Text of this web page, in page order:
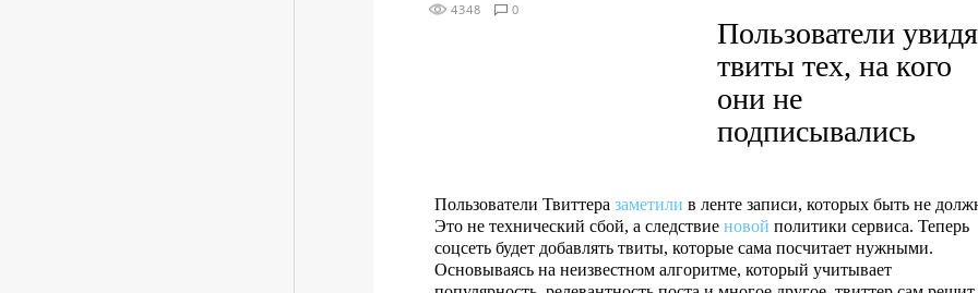
4348 0
Пользователи
твиты тех, на кого
они не
подписывались
Пользователи Твиттера заметили в ленте записи, которых быть не
Это не технический сбой, а следствие новой политики сервиса. Теперь
соцсеть будет добавлять твиты, которые сама посчитает нужными.
Основываясь на неизвестном алгоритме, который учитывает